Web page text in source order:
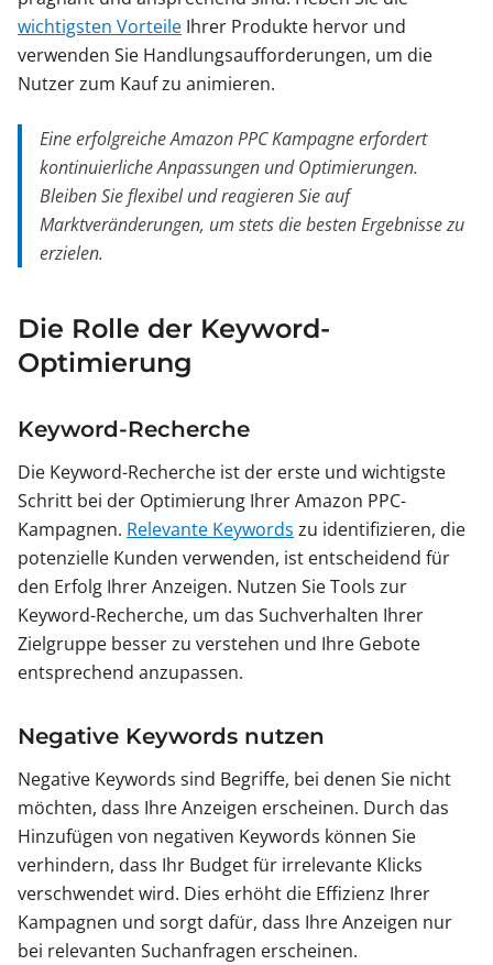
wichtigsten Vorteile Ihrer Produkte hervor und
verwenden Sie Handlungsaufforderungen, um die
Nutzer zum Kauf zu animieren.
Eine erfolgreiche Amazon PPC Kampagne erfordert
kontinuierliche Anpassungen und Optimierungen.
Bleiben Sie flexibel und reagieren Sie auf
Marktveränderungen, um stets die besten Ergebnisse zu
erzielen.
Die Rolle der Keyword-
Optimierung
Keyword-Recherche
Die Keyword-Recherche ist der erste und wichtigste
Schritt bei der Optimierung Ihrer Amazon PPC-
Kampagnen. Relevante Keywords zu identifizieren, die
potenzielle Kunden verwenden, ist entscheidend für
den Erfolg Ihrer Anzeigen. Nutzen Sie Tools zur
Keyword-Recherche, um das Suchverhalten Ihrer
Zielgruppe besser zu verstehen und Ihre Gebote
entsprechend anzupassen.
Negative Keywords nutzen
Negative Keywords sind Begriffe, bei denen Sie nicht
möchten, dass Ihre Anzeigen erscheinen. Durch das
Hinzufügen von negativen Keywords können Sie
verhindern, dass Ihr Budget für irrelevante Klicks
verschwendet wird. Dies erhöht die Effizienz Ihrer
Kampagnen und sorgt dafür, dass Ihre Anzeigen nur
bei relevanten Suchanfragen erscheinen.